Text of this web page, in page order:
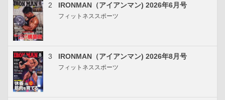
2 IRONMAN（アイアンマン) 2026年6月号
フィットネススポーツ
3 IRONMAN（アイアンマン) 2026年8月号
フィットネススポーツ